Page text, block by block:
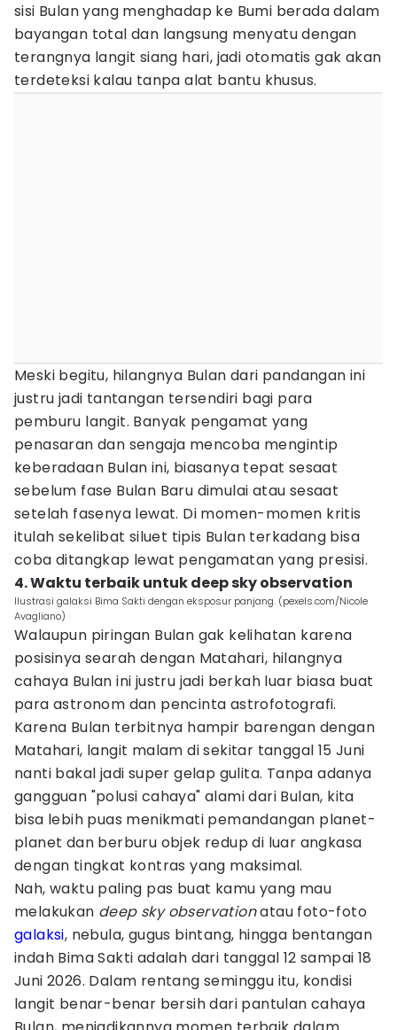
sisi Bulan yang menghadap ke Bumi berada dalam
bayangan total dan langsung menyatu dengan
terangnya langit siang hari, jadi otomatis gak akan
terdeteksi kalau tanpa alat bantu khusus.
Meski begitu, hilangnya Bulan dari pandangan ini
justru jadi tantangan tersendiri bagi para
pemburu langit. Banyak pengamat yang
penasaran dan sengaja mencoba mengintip
keberadaan Bulan ini, biasanya tepat sesaat
sebelum fase Bulan Baru dimulai atau sesaat
setelah fasenya lewat. Di momen-momen kritis
itulah sekelibat siluet tipis Bulan terkadang bisa
coba ditangkap lewat pengamatan yang presisi.
4. Waktu terbaik untuk deep sky observation
Ilustrasi galaksi Bima Sakti dengan eksposur panjang. (pexels.com/Nicole
Avagliano)
Walaupun piringan Bulan gak kelihatan karena
posisinya searah dengan Matahari, hilangnya
cahaya Bulan ini justru jadi berkah luar biasa buat
para astronom dan pencinta astrofotografi.
Karena Bulan terbitnya hampir barengan dengan
Matahari, langit malam di sekitar tanggal 15 Juni
nanti bakal jadi super gelap gulita. Tanpa adanya
gangguan "polusi cahaya" alami dari Bulan, kita
bisa lebih puas menikmati pemandangan planet-
planet dan berburu objek redup di luar angkasa
dengan tingkat kontras yang maksimal.
Nah, waktu paling pas buat kamu yang mau
melakukan deep sky observationatau foto-foto
galaksi, nebula, gugus bintang, hingga bentangan
indah Bima Sakti adalah dari tanggal 12 sampai 18
Juni 2026. Dalam rentang seminggu itu, kondisi
langit benar-benar bersih dari pantulan cahaya